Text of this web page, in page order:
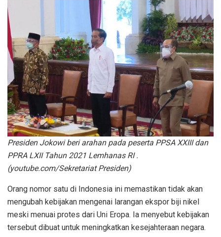
Presiden Jokowi beri arahan pada peserta PPSA XXIII dan
PPRA LXII Tahun 2021 Lemhanas RI .
(youtube.com/Sekretariat Presiden)
Orang nomor satu di Indonesia ini memastikan tidak akan
mengubah kebijakan mengenai larangan ekspor biji nikel
meski menuai protes dari Uni Eropa. Ia menyebut kebijakan
tersebut dibuat untuk meningkatkan kesejahteraan negara.